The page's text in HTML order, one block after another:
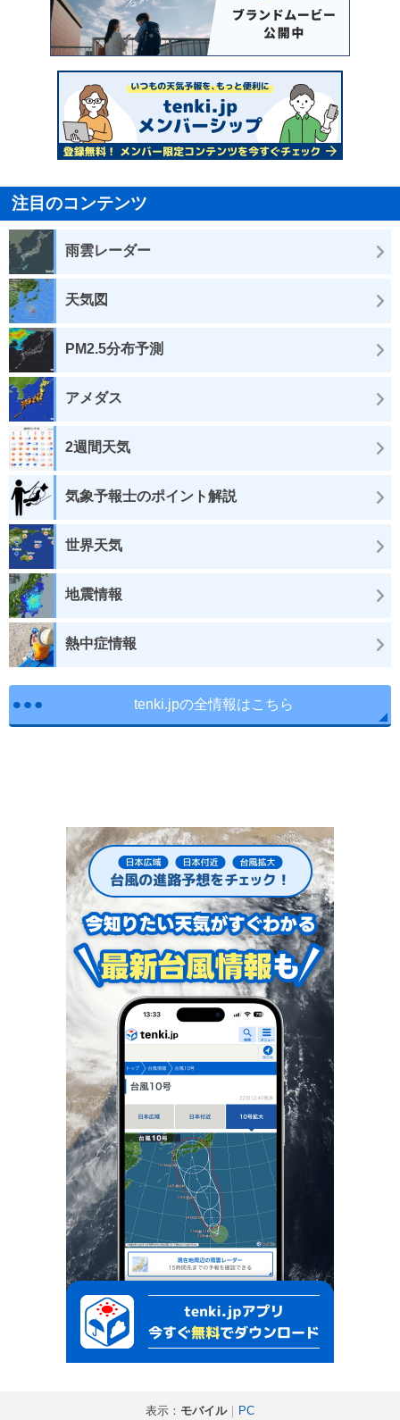
注目のコンテンツ
雨雲レーダー
天気図
PM2.5分布予測
アメダス
2週間天気
気象予報士のポイント解説
世界天気
地震情報
熱中症情報
tenki.jpの全情報はこちら
表示： モバイル｜ PC